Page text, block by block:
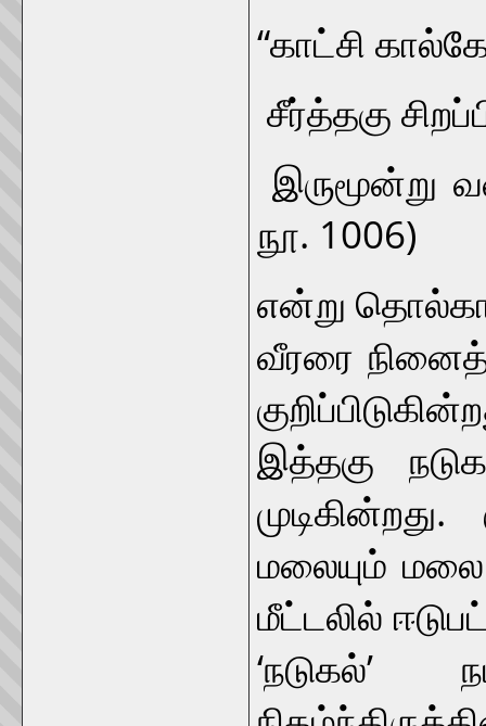
“காட்சி
சீர்த்தகு
இருமூன்று
நூ. 1006)
என்று
வீரரை
இத்தகு
மலையும்
மீட்டலில்
‘நடுகல்’